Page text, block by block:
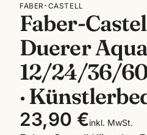
FABER-CASTELL
Faber-
Duerer
12/24/36/
·
23,90 €inkl. MwSt.